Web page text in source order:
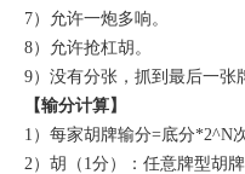
7）允许一炮多响。
8）允许抢杠胡。
9）没有分张，抓到最后一张
【输分计算】
1）每家胡牌输分=底分*2^N
2）胡（1分）：任意牌型胡牌